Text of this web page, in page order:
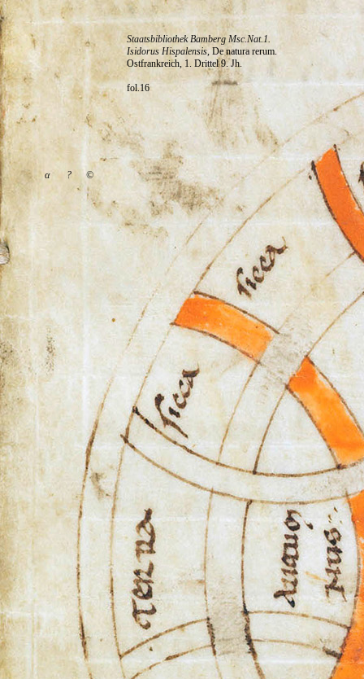
α ? ©
Staatsbibliothek Bamberg Msc.Nat.1.
Isidorus Hispalensis, De natura rerum.
Ostfrankreich, 1. Drittel 9. Jh.
fol.16